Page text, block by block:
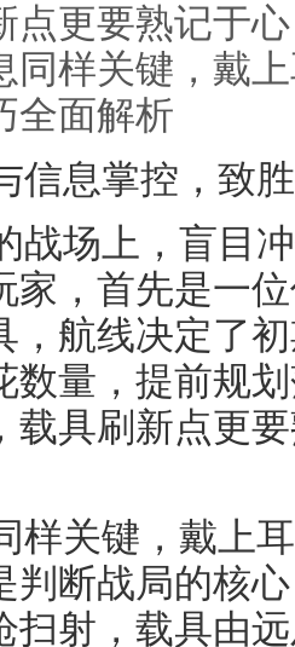
点更要熟记于
同样关键，戴
全面解析
信息掌控，致
战场上，盲目
家，首先是一
，航线决定了
数量，提前规
载具刷新点更
样关键，戴上
判断战局的核
扫射，载具由